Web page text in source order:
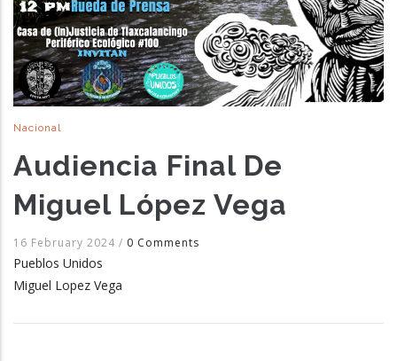
Nacional
Audiencia Final De
Miguel López Vega
16 February 2024 / 0 Comments
Pueblos Unidos
Miguel Lopez Vega